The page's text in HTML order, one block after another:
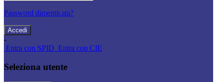
Password dimenticata?
-
Entra con SPID Entra con CIE
Seleziona utente